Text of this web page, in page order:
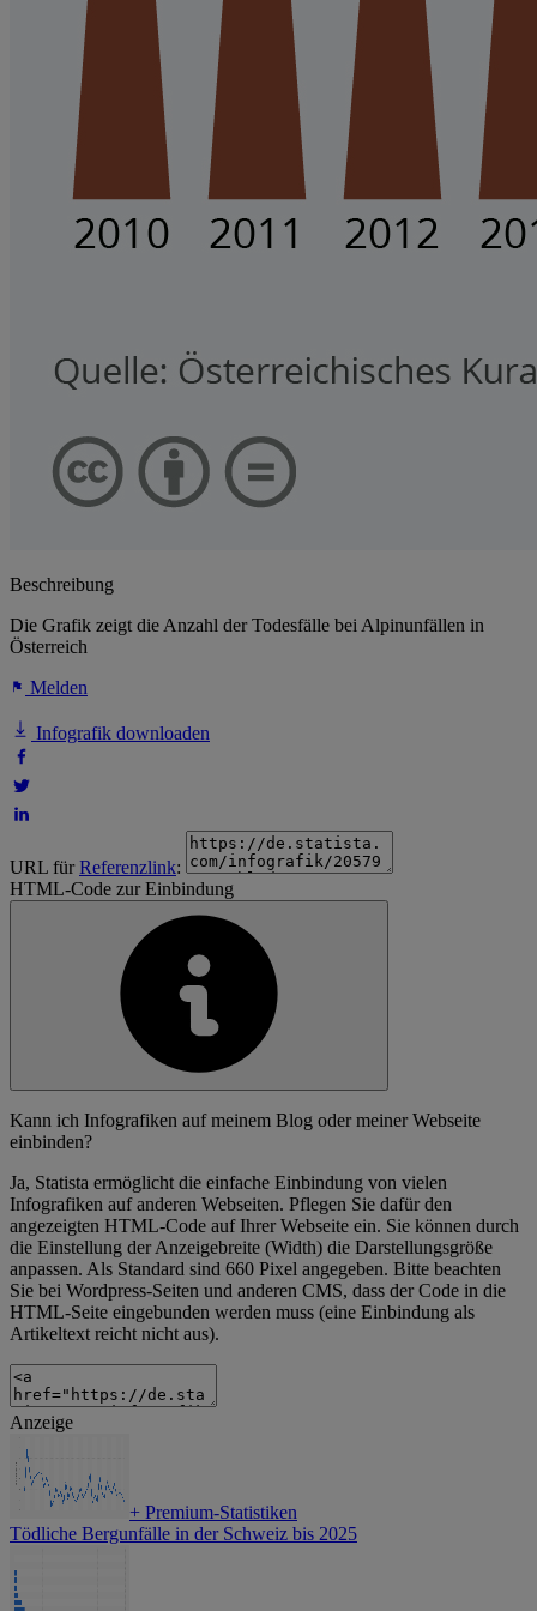
Beschreibung
Die Grafik zeigt die Anzahl der Todesfälle bei Alpinunfällen in
Österreich
Melden
Infografik downloaden
URL fürReferenzlink:
HTML-Code zur Einbindung
Kann ich Infografiken auf meinem Blog oder meiner Webseite
einbinden?
Ja, Statista ermöglicht die einfache Einbindung von vielen
Infografiken auf anderen Webseiten. Pflegen Sie dafür den
angezeigten HTML-Code auf Ihrer Webseite ein. Sie können durch
die Einstellung der Anzeigebreite (Width) die Darstellungsgröße
anpassen. Als Standard sind 660 Pixel angegeben. Bitte beachten
Sie bei Wordpress-Seiten und anderen CMS, dass der Code in die
HTML-Seite eingebunden werden muss (eine Einbindung als
Artikeltext reicht nicht aus).
Anzeige
+ Premium-Statistiken
Tödliche Bergunfälle in der Schweiz bis 2025